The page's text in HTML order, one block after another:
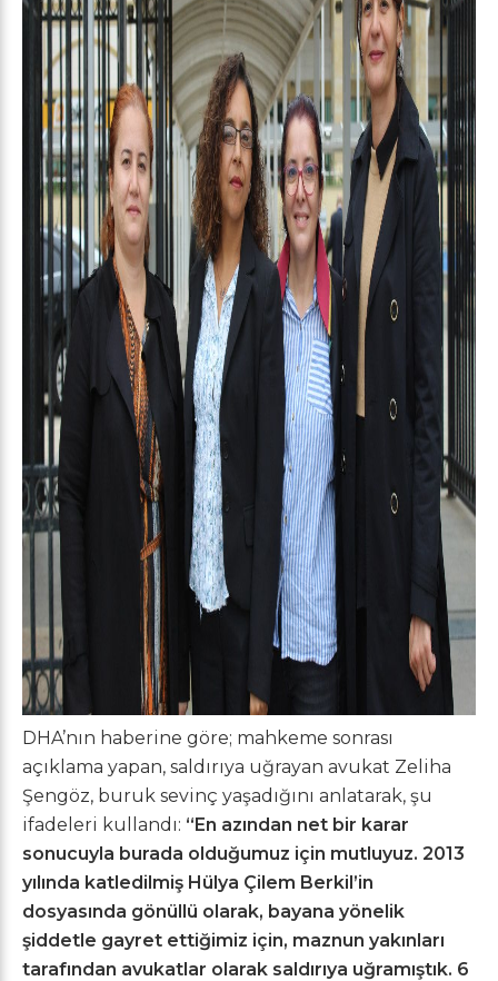
DHA’nın haberine göre; mahkeme sonrası
açıklama yapan, saldırıya uğrayan avukat Zeliha
Şengöz, buruk sevinç yaşadığını anlatarak, şu
ifadeleri kullandı: “En azından net bir karar
sonucuyla burada olduğumuz için mutluyuz. 2013
yılında katledilmiş Hülya Çilem Berkil’in
dosyasında gönüllü olarak, bayana yönelik
şiddetle gayret ettiğimiz için, maznun yakınları
tarafından avukatlar olarak saldırıya uğramıştık. 6